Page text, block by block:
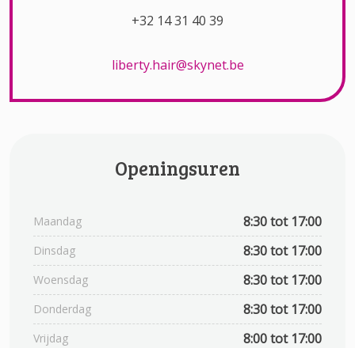
+32 14 31 40 39
liberty.hair@skynet.be
Openingsuren
Maandag 8:30 tot 17:00
Dinsdag 8:30 tot 17:00
Woensdag 8:30 tot 17:00
Donderdag 8:30 tot 17:00
Vrijdag 8:00 tot 17:00